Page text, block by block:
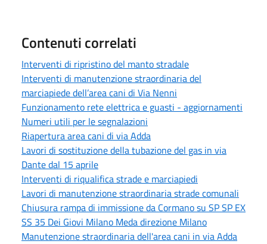
Contenuti correlati
Interventi di ripristino del manto stradale
Interventi di manutenzione straordinaria del
marciapiede dell’area cani di Via Nenni
Funzionamento rete elettrica e guasti - aggiornamenti
Numeri utili per le segnalazioni
Riapertura area cani di via Adda
Lavori di sostituzione della tubazione del gas in via
Dante dal 15 aprile
Interventi di riqualifica strade e marciapiedi
Lavori di manutenzione straordinaria strade comunali
Chiusura rampa di immissione da Cormano su SP SP EX
SS 35 Dei Giovi Milano Meda direzione Milano
Manutenzione straordinaria dell'area cani in via Adda